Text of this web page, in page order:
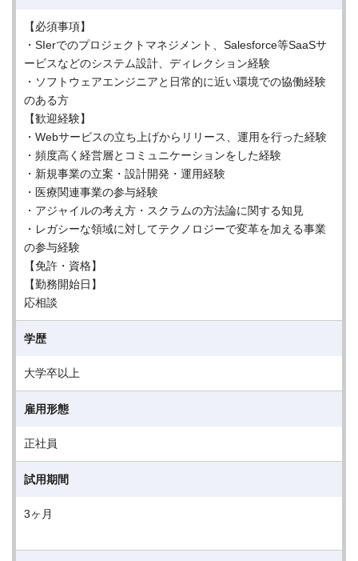
【必須事項】
・SIerでのプロジェクトマネジメント、Salesforce等SaaSサ
ービスなどのシステム設計、ディレクション経験
・ソフトウェアエンジニアと日常的に近い環境での協働経験
のある方
【歓迎経験】
・Webサービスの立ち上げからリリース、運用を行った経験
・頻度高く経営層とコミュニケーションをした経験
・新規事業の立案・設計開発・運用経験
・医療関連事業の参与経験
・アジャイルの考え方・スクラムの方法論に関する知見
・レガシーな領域に対してテクノロジーで変革を加える事業
の参与経験
【免許・資格】
【勤務開始日】
応相談
学歴
大学卒以上
雇用形態
正社員
試用期間
3ヶ月